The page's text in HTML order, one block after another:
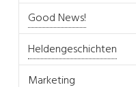
Good News!
Heldengeschichten
Marketing